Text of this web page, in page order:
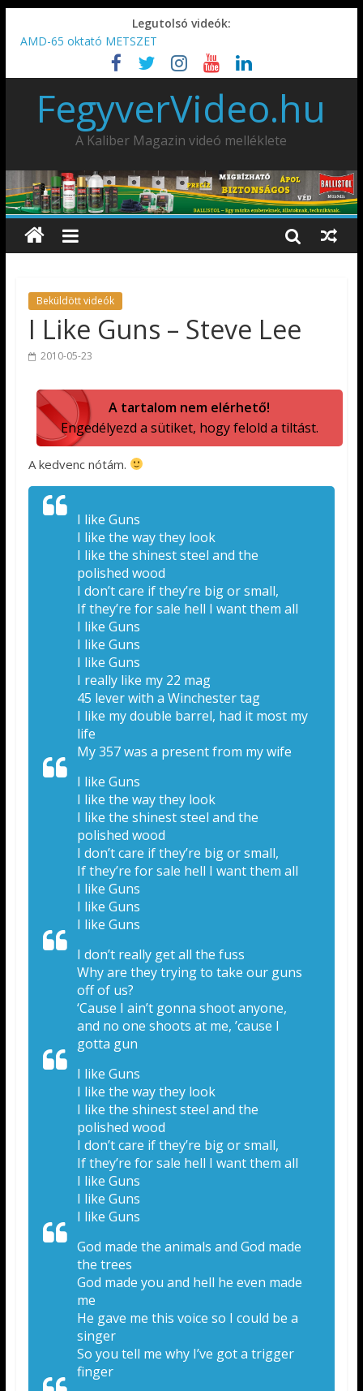
Legutolsó videók:
AMD-65 oktató METSZET
Umarex TPX50 .50 paintball/pepperball/traumatikus marker
IDÉN IS INDUL: Fegyvertervező- és gyártó szakmérnöki,
illetve szakspecialista képzés!!!
IWA2026 – Puskák 1. rész
Ardesa Patriot “FAPADOS” .45 elöltöltő perkussziós pisztoly
FegyverVideo.hu
A Kaliber Magazin videó melléklete
Beküldött videók
I Like Guns – Steve Lee
2010-05-23
A tartalom nem elérhető!
Engedélyezd a sütiket, hogy felold a tiltást.
A kedvenc nótám.
I like Guns
I like the way they look
I like the shinest steel and the
polished wood
I don’t care if they’re big or small,
If they’re for sale hell I want them all
I like Guns
I like Guns
I like Guns
I really like my 22 mag
45 lever with a Winchester tag
I like my double barrel, had it most my
life
My 357 was a present from my wife
I like Guns
I like the way they look
I like the shinest steel and the
polished wood
I don’t care if they’re big or small,
If they’re for sale hell I want them all
I like Guns
I like Guns
I like Guns
I don’t really get all the fuss
Why are they trying to take our guns
off of us?
‘Cause I ain’t gonna shoot anyone,
and no one shoots at me, ’cause I
gotta gun
I like Guns
I like the way they look
I like the shinest steel and the
polished wood
I don’t care if they’re big or small,
If they’re for sale hell I want them all
I like Guns
I like Guns
I like Guns
God made the animals and God made
the trees
God made you and hell he even made
me
He gave me this voice so I could be a
singer
So you tell me why I’ve got a trigger
finger